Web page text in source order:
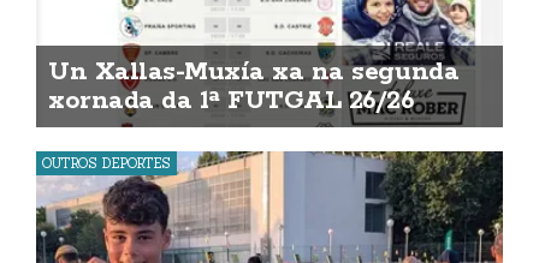
Un Xallas-Muxía xa na segunda
xornada da 1ª FUTGAL 26/26
OUTROS DEPORTES